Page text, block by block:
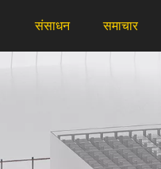
संसाधन समाचार